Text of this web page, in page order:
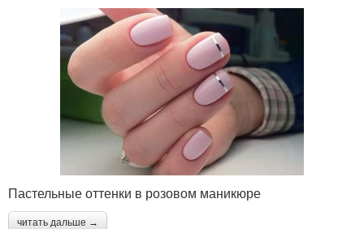
Пастельные оттенки в розовом маникюре
читать дальше →